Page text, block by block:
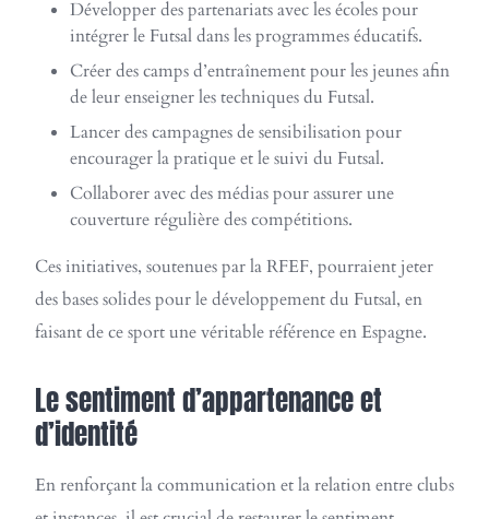
Développer des partenariats avec les écoles pour
intégrer le Futsal dans les programmes éducatifs.
Créer des camps d’entraînement pour les jeunes afin
de leur enseigner les techniques du Futsal.
Lancer des campagnes de sensibilisation pour
encourager la pratique et le suivi du Futsal.
Collaborer avec des médias pour assurer une
couverture régulière des compétitions.
Ces initiatives, soutenues par la RFEF, pourraient jeter
des bases solides pour le développement du Futsal, en
faisant de ce sport une véritable référence en Espagne.
Le sentiment d’appartenance et
d’identité
En renforçant la communication et la relation entre clubs